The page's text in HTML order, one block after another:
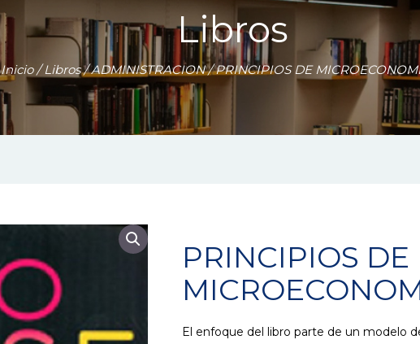
Libros
Inicio/Libros/ADMINISTRACION/ PRINCIPIOS DE
PRINCIPIOS DE
El enfoque del libro parte de un modelo